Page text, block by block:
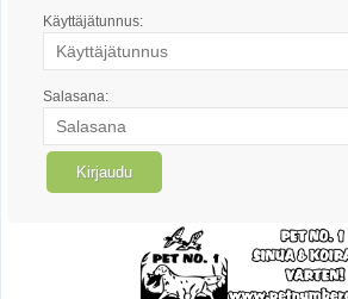
Käyttäjätunnus:
Salasana: